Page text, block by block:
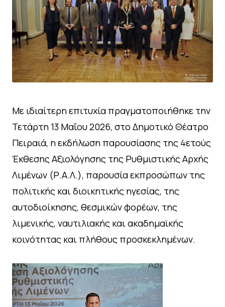
Με ιδιαίτερη επιτυχία πραγματοποιήθηκε την
Τετάρτη 13 Μαΐου 2026, στο Δημοτικό Θέατρο
Πειραιά, η εκδήλωση παρουσίασης της 4ετούς
Έκθεσης Αξιολόγησης της Ρυθμιστικής Αρχής
Λιμένων (Ρ.Α.Λ.), παρουσία εκπροσώπων της
πολιτικής και διοικητικής ηγεσίας, της
αυτοδιοίκησης, θεσμικών φορέων, της
λιμενικής, ναυτιλιακής και ακαδημαϊκής
κοινότητας και πλήθους προσκεκλημένων.